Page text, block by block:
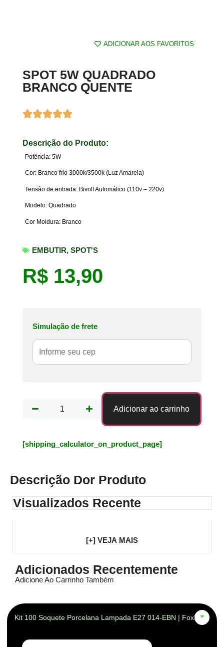
ADICIONAR AOS FAVORITOS
SPOT 5W QUADRADO
BRANCO QUENTE
Descrição do Produto:
Potência: 5W
Cor: Branco frio 3000k/3500k (Luz Amarela)
Tensão de entrada: Bivolt Automático (110v – 220v)
Modelo: Quadrado
Cor Moldura: Branco
EMBUTIR, SPOT'S
R$ 13,90
Simulação de frete
Adicionar ao carrinho
[shipping_calculator_on_product_page]
Descrição Dor Produto
Visualizados Recente
[+] VEJA MAIS
Adicionados Recentemente
Adicione Ao Carrinho Também
Kit 100 Soquete Porcelana Lampada E27 014-EBN | Foxlux